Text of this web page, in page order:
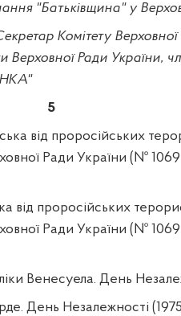
"Батьківщина" у
Комітету Верховної
Верховної Ради України,
5
від проросійських
Ради України (№
від проросійських
Ради України (№
Венесуела. День
День Незалежності